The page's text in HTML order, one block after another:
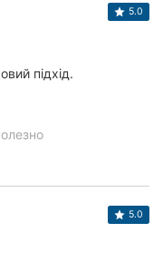
5.0
підхід.
5.0